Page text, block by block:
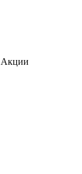
Акции